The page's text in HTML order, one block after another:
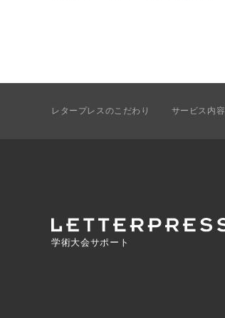
レタープレスのこだわり サービス内容
学術大会サポート